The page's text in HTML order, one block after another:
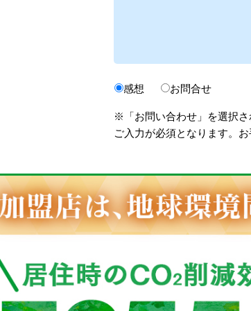
感想 お問合せ
※「お問い合わせ」を選択
ご入力が必須となります。